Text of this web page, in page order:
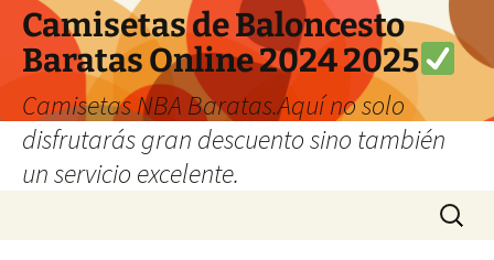
Camisetas de Baloncesto
Baratas Online 2024 2025
Camisetas NBA Baratas.Aquí no solo
disfrutarás gran descuento sino también
un servicio excelente.
Buscar: